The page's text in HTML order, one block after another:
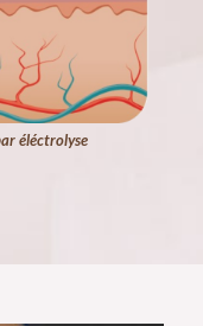
éléctrolyse